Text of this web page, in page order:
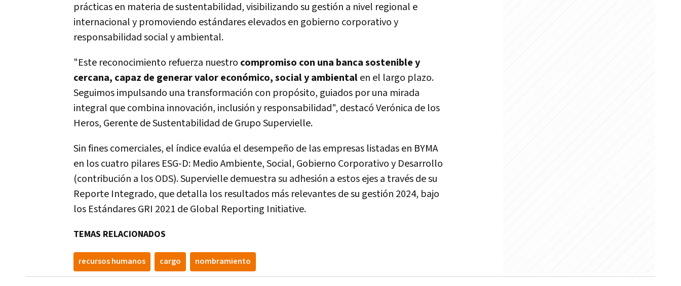
prácticas en materia de sustentabilidad, visibilizando su gestión a nivel regional e
internacional y promoviendo estándares elevados en gobierno corporativo y
responsabilidad social y ambiental.
"Este reconocimiento refuerza nuestro compromiso con una banca sostenible y
cercana, capaz de generar valor económico, social y ambientalen el largo plazo.
Seguimos impulsando una transformación con propósito, guiados por una mirada
integral que combina innovación, inclusión y responsabilidad", destacó Verónica de los
Heros, Gerente de Sustentabilidad de Grupo Supervielle.
Sin fines comerciales, el índice evalúa el desempeño de las empresas listadas en BYMA
en los cuatro pilares ESG-D: Medio Ambiente, Social, Gobierno Corporativo y Desarrollo
(contribución a los ODS). Supervielle demuestra su adhesión a estos ejes a través de su
Reporte Integrado, que detalla los resultados más relevantes de su gestión 2024, bajo
los Estándares GRI 2021 de Global Reporting Initiative.
TEMAS RELACIONADOS
recursos humanos cargo nombramiento